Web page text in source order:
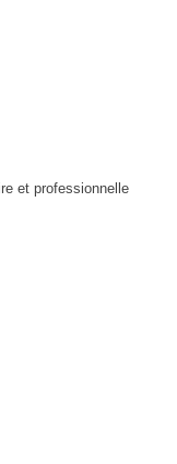
et professionnelle